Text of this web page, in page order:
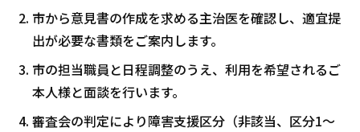
市から意見書の作成を求める主治医を確認し、適宜提
出が必要な書類をご案内します。
市の担当職員と日程調整のうえ、利用を希望されるご
本人様と面談を行います。
審査会の判定により障害支援区分（非該当、区分1～